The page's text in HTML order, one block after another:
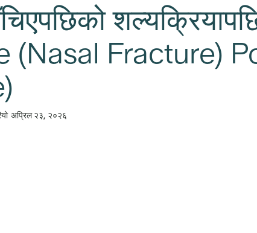
(Nasal Fracture)
अप्रिल २३, २०२६